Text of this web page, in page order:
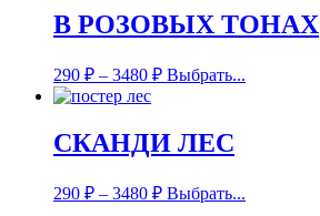
В РОЗОВЫХ ТОНАХ
290 ₽ – 3480 ₽ Выбрать...
СКАНДИ ЛЕС
290 ₽ – 3480 ₽ Выбрать...